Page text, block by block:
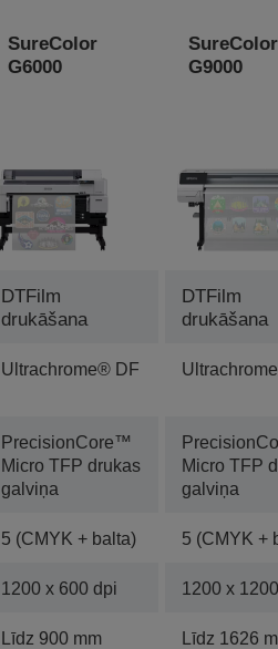
SureColor
G6000
SureColor
G9000
DTFilm
drukāšana
DTFilm
drukāšana
Ultrachrome® DF
PrecisionCore™
Micro TFP drukas
galviņa
Micro TFP
galviņa
5 (CMYK + balta) 5 (CMYK +
1200 x 600 dpi 1200 x
Līdz 900 mm
Līdz 1626